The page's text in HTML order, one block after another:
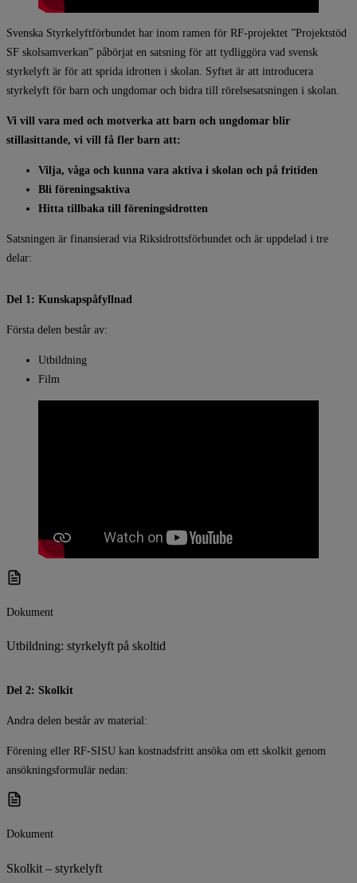
Svenska Styrkelyftförbundet har inom ramen för RF-projektet ”Projektstöd
SF skolsamverkan” påbörjat en satsning för att tydliggöra vad svensk
styrkelyft är för att sprida idrotten i skolan. Syftet är att introducera
styrkelyft för barn och ungdomar och bidra till rörelsesatsningen i skolan.
Vi vill vara med och motverka att barn och ungdomar blir
stillasittande, vi vill få fler barn att:
Vilja, våga och kunna vara aktiva i skolan och på fritiden
Bli föreningsaktiva
Hitta tillbaka till föreningsidrotten
Satsningen är finansierad via Riksidrottsförbundet och är uppdelad i tre
delar:
Del 1: Kunskapspåfyllnad
Första delen består av:
Utbildning
Film
Dokument
Utbildning: styrkelyft på skoltid
Del 2: Skolkit
Andra delen består av material:
Förening eller RF-SISU kan kostnadsfritt ansöka om ett skolkit genom
ansökningsformulär nedan:
Dokument
Skolkit – styrkelyft